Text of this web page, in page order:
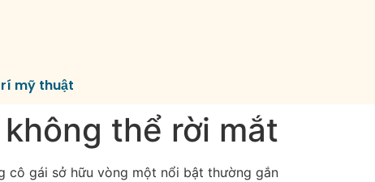
mỹ thuật
thể rời mắt
cô gái sở hữu vòng một nổi bật thường gắn